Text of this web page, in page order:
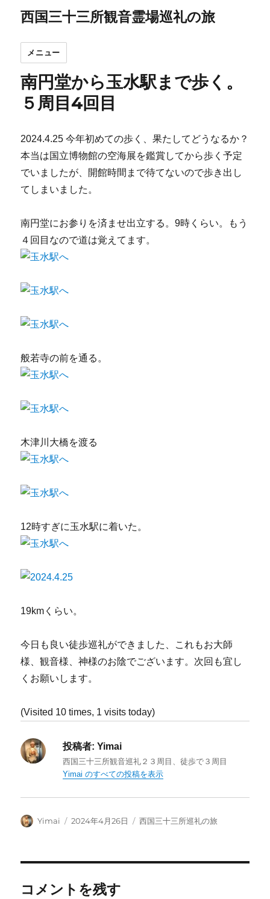
西国三十三所観音霊場巡礼の旅
メニュー
南円堂から玉水駅まで歩く。
５周目4回目
2024.4.25 今年初めての歩く、果たしてどうなるか？
本当は国立博物館の空海展を鑑賞してから歩く予定
でいましたが、開館時間まで待てないので歩き出し
てしまいました。
南円堂にお参りを済ませ出立する。9時くらい。もう
４回目なので道は覚えてます。
般若寺の前を通る。
木津川大橋を渡る
12時すぎに玉水駅に着いた。
19kmくらい。
今日も良い徒歩巡礼ができました、これもお大師
様、観音様、神様のお陰でございます。次回も宜し
くお願いします。
(Visited 10 times, 1 visits today)
投稿者: Yimai
西国三十三所観音巡礼２３周目、徒歩で３周目
Yimai のすべての投稿を表示
投
Yimai
投
2024年4月26日
カ
西国三十三所巡礼の旅
コメントを残す